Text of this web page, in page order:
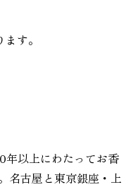
す。
年以上にわたってお香
名古屋と東京銀座・上